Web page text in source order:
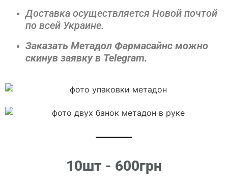
Доставка осуществляется Новой почтой
по всей Украине.
Заказать Метадол Фармасайнс можно
скинув заявку в Telegram.
10шт - 600грн